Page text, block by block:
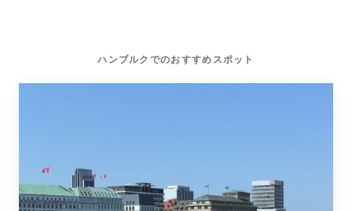
ハンブルクでのおすすめスポット